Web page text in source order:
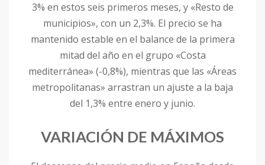
3% en estos seis primeros meses, y «Resto de
municipios», con un 2,3%. El precio se ha
mantenido estable en el balance de la primera
mitad del año en el grupo «Costa
mediterránea» (-0,8%), mientras que las «Áreas
metropolitanas» arrastran un ajuste a la baja
del 1,3% entre enero y junio.
VARIACIÓN DE MÁXIMOS